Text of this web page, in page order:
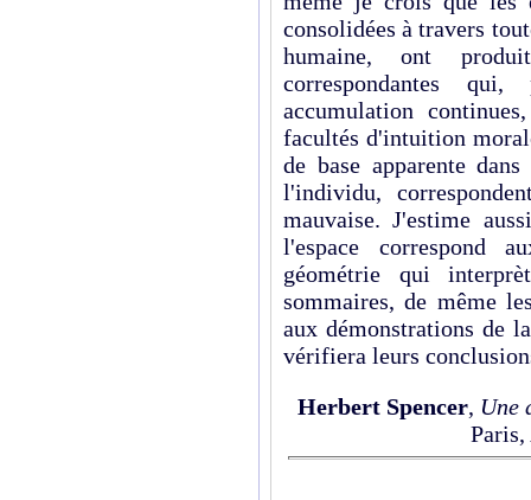
consolidées à travers
humaine, ont
correspondantes
accumulation
facultés d'intuition
de base apparente
l'individu,
mauvaise. J'estime
l'espace correspond
géométrie qui
sommaires, de même
aux démonstrations de
vérifiera leurs
Herbert Spencer, Une
Paris,